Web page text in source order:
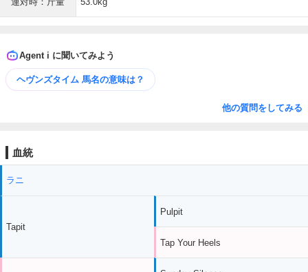
Agent i に聞いてみよう
ヘヴンズタイム 馬名の意味は？
他の質問をしてみる
血統
ラニ
Tapit
Pulpit
Tap Your Heels